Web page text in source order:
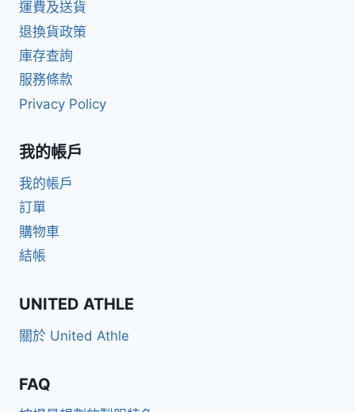
運費及送貨
退換貨政策
庫存查詢
服務條款
Privacy Policy
我的帳戶
我的帳戶
訂單
購物車
結帳
UNITED ATHLE
關於 United Athle
FAQ